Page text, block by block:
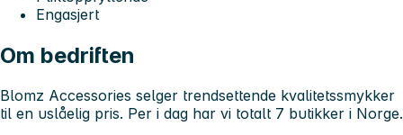
Engasjert
Om bedriften
Blomz Accessories selger trendsettende kvalitetssmykker
til en uslåelig pris. Per i dag har vi totalt 7 butikker i Norge.